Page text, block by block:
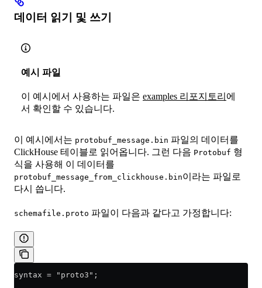
데이터 읽기 및 쓰기
예시 파일
이 예시에서 사용하는 파일은 examples 리포지토리 에
서 확인할 수 있습니다.
이 예시에서는 protobuf_message.bin 파일의 데이터를
ClickHouse 테이블로 읽어옵니다. 그런 다음 Protobuf 형
식을 사용해 이 데이터를
protobuf_message_from_clickhouse.bin이라는 파일로
다시 씁니다.
schemafile.proto 파일이 다음과 같다고 가정합니다:
syntax = "proto3";